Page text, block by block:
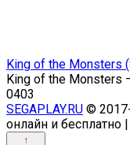
King of the Monsters
King of the Monsters
0403
SEGAPLAY.RU ©
онлайн и бесплатно |